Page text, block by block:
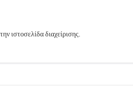
ιστοσελίδα διαχείρισης.